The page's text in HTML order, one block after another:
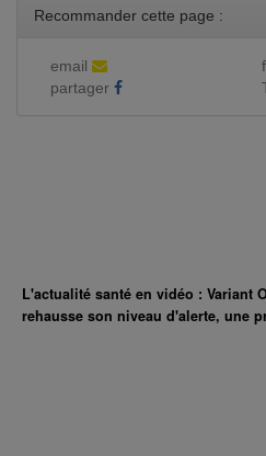
Recommander cette page :
email
partager
L'actualité santé en vidéo : Variant
rehausse son niveau d'alerte, une